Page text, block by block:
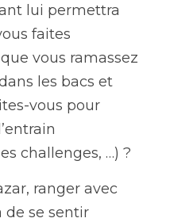
lui permettra
faites
vous ramassez
les bacs et
vous pour
challenges, …) ?
ranger avec
de se sentir